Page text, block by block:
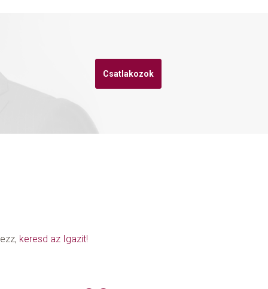
Csatlakozok
keresd az Igazit!